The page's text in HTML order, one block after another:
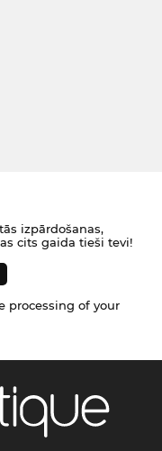
izpārdošanas,
cits gaida tieši tevi!
processing of your